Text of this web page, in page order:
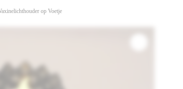
op Voetje